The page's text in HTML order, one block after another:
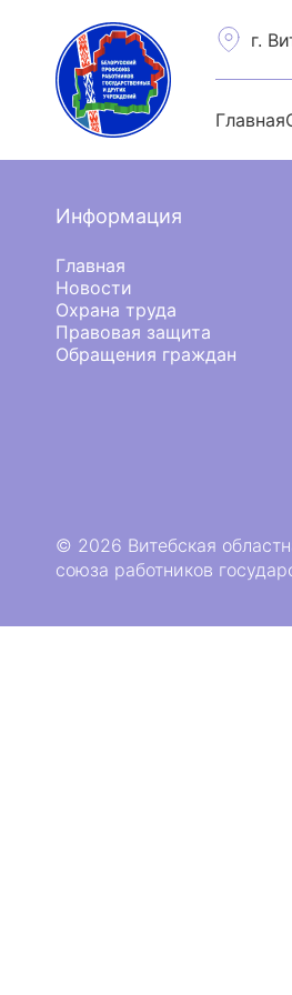
г.
Главная
Информация
Главная
Новости
Охрана труда
Правовая защита
Обращения граждан
© 2026 Витебская
союза работников